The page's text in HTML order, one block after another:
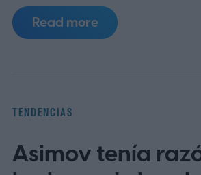
español MyChart (el portal
basado en Epic), así como
Read more
TENDENCIAS
Asimov tenía